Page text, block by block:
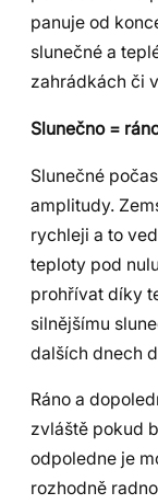
panuje od
slunečné a
zahrádkách či
Slunečno =
Slunečné
amplitudy.
rychleji a to
teploty pod
prohřívat díky
silnějšímu
dalších dnech
Ráno a
zvláště pokud
odpoledne je
rozhodně